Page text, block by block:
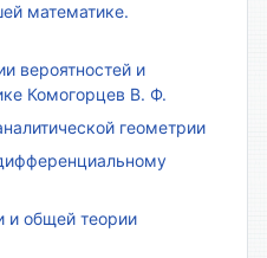
математике.
вероятностей и
Комогорцев В. Ф.
геометрии
и общей теории